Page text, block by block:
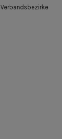
Verbandsbezirke